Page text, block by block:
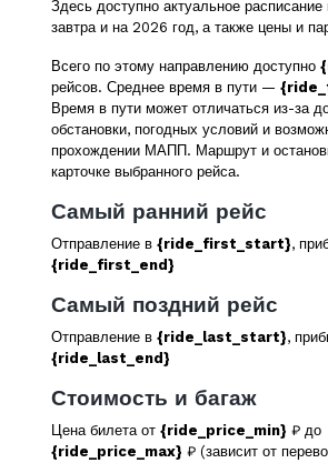
Здесь доступно актуальное расписание
завтра и на 2026 год, а также цены и
Всего по этому направлению доступно
рейсов. Среднее время в пути —
Время в пути может отличаться из-за
обстановки, погодных условий и
прохождении МАПП. Маршрут и
карточке выбранного рейса.
Самый ранний рейс
Отправление в {ride_first_start},
{ride_first_end}
Самый поздний рейс
Отправление в {ride_last_start},
{ride_last_end}
Стоимость и багаж
Цена билета от {ride_price_min} ₽ до
{ride_price_max} ₽ (зависит от